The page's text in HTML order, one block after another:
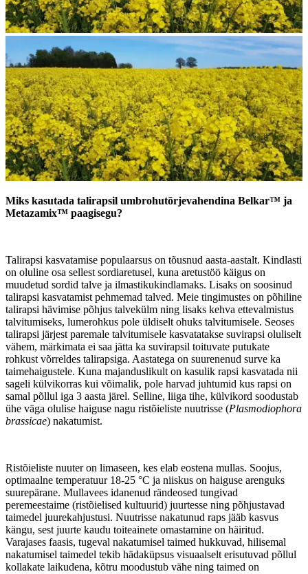
Miks kasutada talirapsil umbrohutõrjevahendina Belkar™ ja
Metazamix™ paagisegu?
Talirapsi kasvatamise populaarsus on tõusnud aasta-aastalt. Kindlasti
on oluline osa sellest sordiaretusel, kuna aretustöö käigus on
muudetud sordid talve ja ilmastikukindlamaks. Lisaks on soosinud
talirapsi kasvatamist pehmemad talved. Meie tingimustes on põhiline
talirapsi hävimise põhjus talvekülm ning lisaks kehva ettevalmistus
talvitumiseks, lumerohkus pole üldiselt ohuks talvitumisele. Seoses
talirapsi järjest paremale talvitumisele kasvatatakse suvirapsi oluliselt
vähem, märkimata ei saa jätta ka suvirapsil toituvate putukate
rohkust võrreldes talirapsiga. Aastatega on suurenenud surve ka
taimehaigustele. Kuna majanduslikult on kasulik rapsi kasvatada nii
sageli külvikorras kui võimalik, pole harvad juhtumid kus rapsi on
samal põllul iga 3 aasta järel. Selline, liiga tihe, külvikord soodustab
ühe väga olulise haiguse nagu ristõieliste nuutrisse (Plasmodiophora
brassicae) nakatumist.
Ristõieliste nuuter on limaseen, kes elab eostena mullas. Soojus,
optimaalne temperatuur 18-25 °C ja niiskus on haiguse arenguks
suurepärane. Mullavees idanenud rändeosed tungivad
peremeestaime (ristõielised kultuurid) juurtesse ning põhjustavad
taimedel juurekahjustusi. Nuutrisse nakatunud raps jääb kasvus
kängu, sest juurte kaudu toiteainete omastamine on häiritud.
Varajases faasis, tugeval nakatumisel taimed hukkuvad, hilisemal
nakatumisel taimedel tekib hädaküpsus visuaalselt erisutuvad põllul
kollakate laikudena, kõtru moodustub vähe ning taimed on